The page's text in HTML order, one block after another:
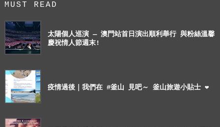
MUST READ
太陽個人巡演 — 澳門站首日演出順利舉行 與粉絲溫馨
慶祝情人節週末!
疫情過後｜我們在 #釜山 見吧～ 釜山旅遊小貼士 ❤